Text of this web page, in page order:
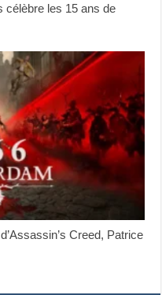
célèbre les 15 ans de
Creed, Patrice